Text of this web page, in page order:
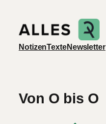
Inhalt
springen
NotizenTexteNewsletter
Von O bis O